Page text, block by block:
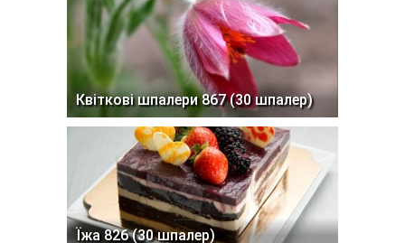
Квіткові шпалери 867 (30 шпалер)
Їжа 826 (30 шпалер)